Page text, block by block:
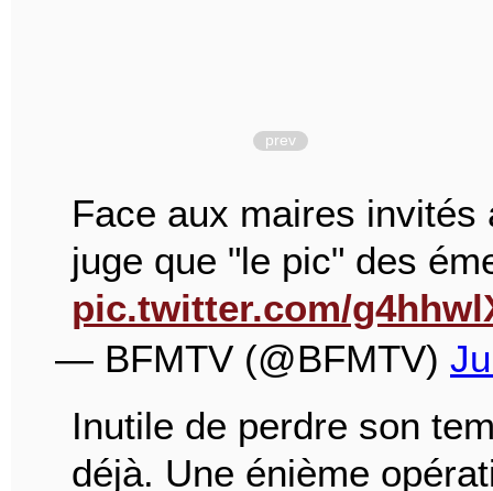
prev
Face aux maires
juge que "le pic" des
pic.twitter.com/
— BFMTV (@BFMTV)
Inutile de perdre son
déjà. Une énième